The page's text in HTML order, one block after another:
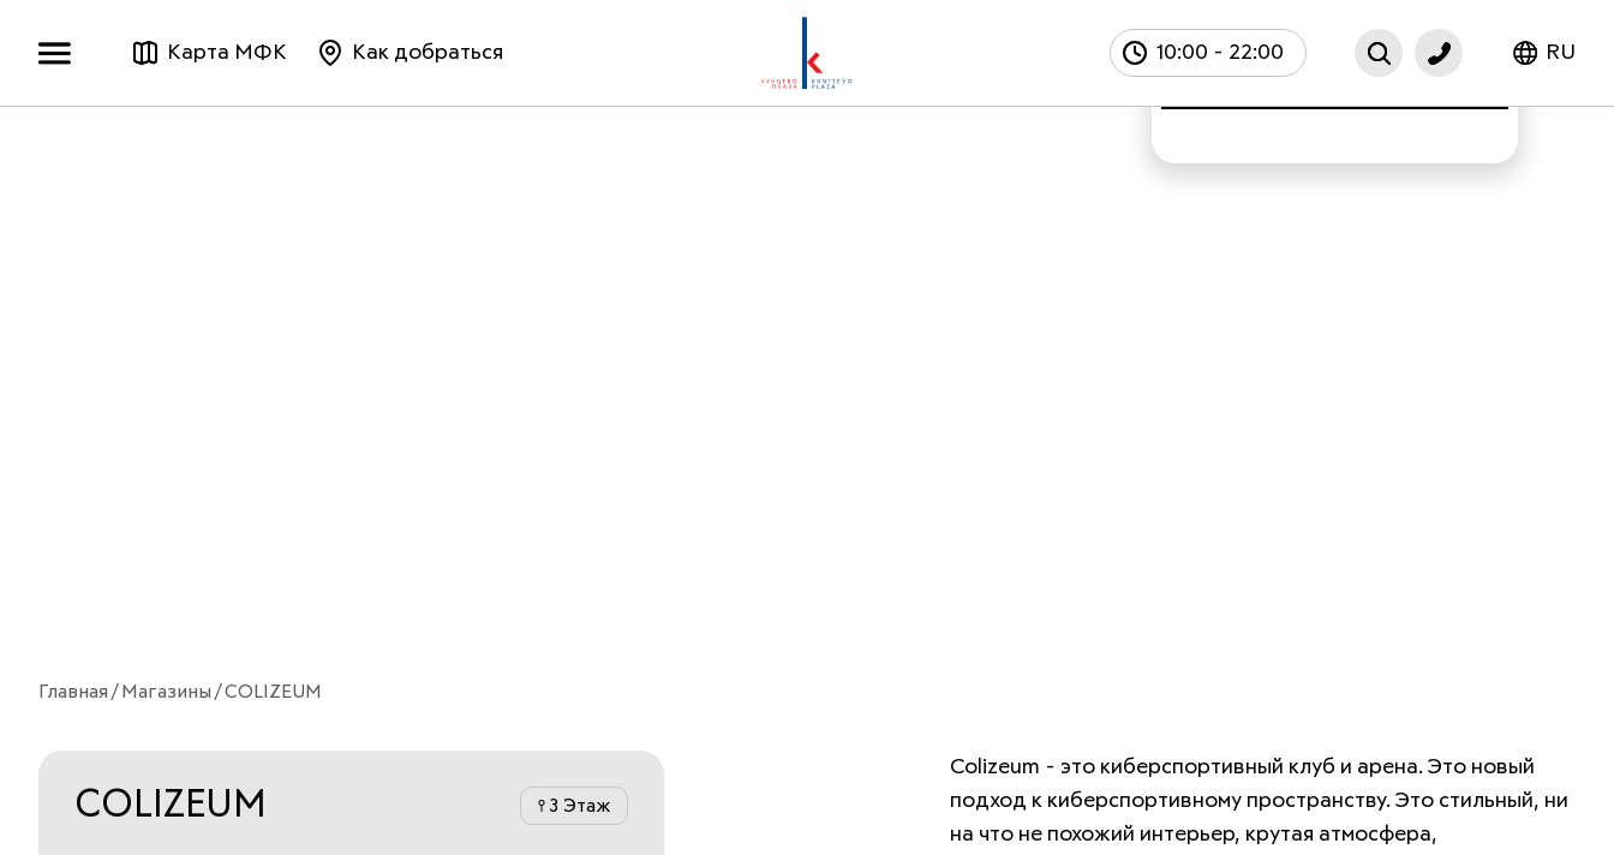
Карта МФК Как добраться 10:00 - 22:00 RU
Главная Магазины COLIZEUM
COLIZEUM 3 Этаж
Colizeum - это киберспортивный клуб и арена. Это новый
подход к киберспортивному пространству. Это стильный, ни
на что не похожий интерьер, крутая атмосфера,